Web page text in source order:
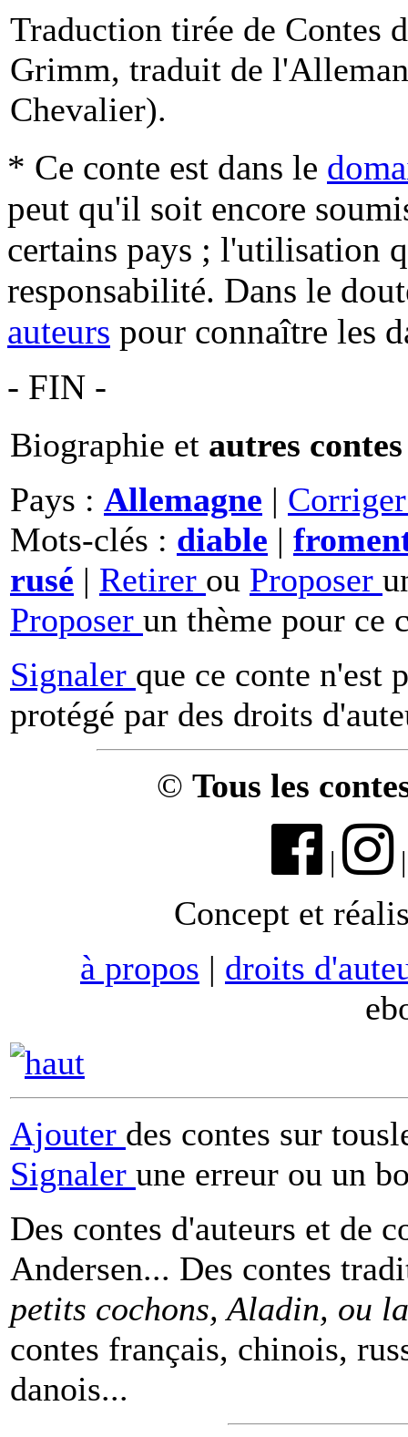
Traduction tirée de Contes
Grimm, traduit de
Chevalier).
* Ce conte est dans le
peut qu'il soit encore
certains pays ; l'utilisation
responsabilité. Dans le
auteurs pour connaître les
- FIN -
Biographie et autres contes
Pays : Allemagne |
Mots-clés : diable |
rusé | Retirer ou Proposer
Proposer un thème pour ce
Signaler que ce conte n'est
protégé par des droits
© Tous les
|
Concept et
à propos | droits
Ajouter des contes sur
Signaler une erreur ou un
Des contes d'auteurs et de
Andersen... Des contes
petits cochons, Aladin, ou
contes français, chinois,
danois...